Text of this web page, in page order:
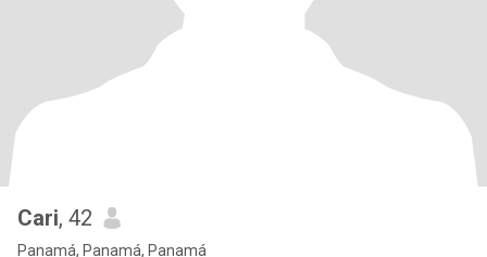
Cari, 42
Panamá, Panamá, Panamá